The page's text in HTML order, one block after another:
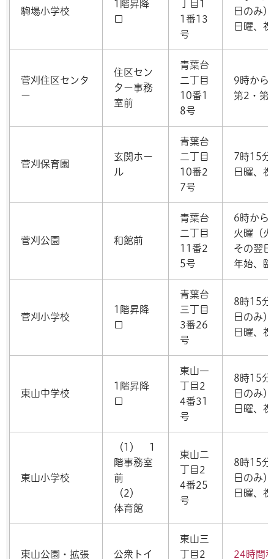
駒場小学校
1階昇降
口
丁目1
1番13
号
日のみ）
日曜、
菅刈住区センタ
ー
住区セン
ター事務
室前
青葉台
二丁目
10番1
8号
9時から
第2・第
菅刈保育園
玄関ホー
ル
青葉台
二丁目
10番2
7号
7時15
日曜、
菅刈公園 和館前
青葉台
二丁目
11番2
5号
6時から
火曜（
その翌
年始、
菅刈小学校
1階昇降
口
青葉台
三丁目
3番26
号
8時15分
日のみ）
日曜、
東山中学校
1階昇降
口
東山一
丁目2
4番31
号
8時15分
日のみ）
日曜、
東山小学校
（1） 1
階事務室
前
（2）
体育館
東山二
丁目2
4番25
号
8時15分
日のみ）
日曜、
東山公園・拡張 公衆トイ
東山三
丁目2
24時間